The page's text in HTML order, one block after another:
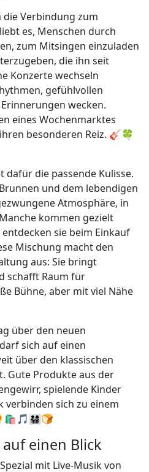
Verbindung zum
es, Menschen durch
zum Mitsingen einzuladen
die ihn seit
Konzerte wechseln
gefühlvollen
wecken.
eines Wochenmarktes
besonderen Reiz. 🎸🍀
dafür die passende Kulisse.
und dem lebendigen
Atmosphäre, in
kommen gezielt
sie beim Einkauf
Mischung macht den
aus: Sie bringt
schafft Raum für
Bühne, aber mit viel Nähe
über den neuen
sich auf einen
über den klassischen
Gute Produkte aus der
spielende Kinder
verbinden sich zu einem
einen Blick
mit Live-Musik von